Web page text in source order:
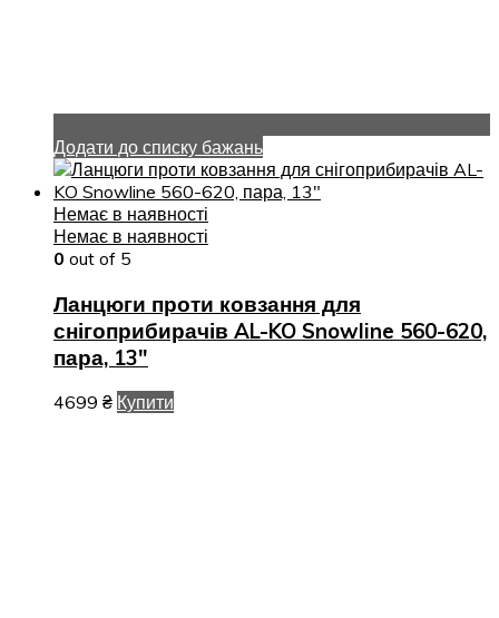
Додати до списку бажань
Немає в наявності
Немає в наявності
0 out of 5
Ланцюги проти ковзання для
снігоприбирачів AL-KO Snowline 560-620,
пара, 13″
4699 ₴ Купити